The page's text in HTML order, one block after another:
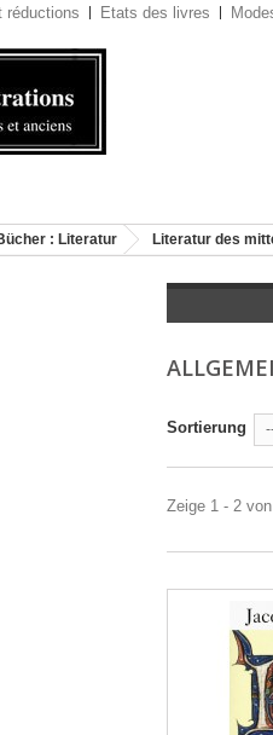
réductions Etats des livres
: Literatur Literatur des
Sortierung
Zeige 1 - 2